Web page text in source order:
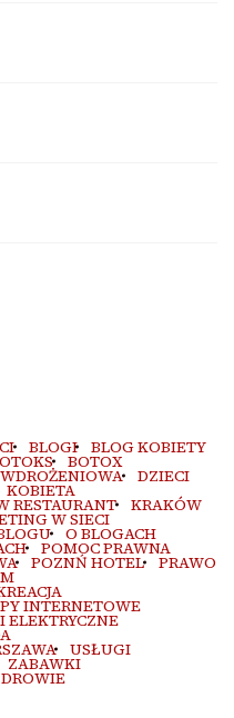
BLOGI BLOG KOBIETY
BOTOX
DZIECI
KOBIETA
RESTAURANT KRAKÓW
W SIECI
O BLOGACH
POMOC PRAWNA
POZNŃ HOTEL PRAWO
INTERNETOWE
ELEKTRYCZNE
USŁUGI
ZABAWKI